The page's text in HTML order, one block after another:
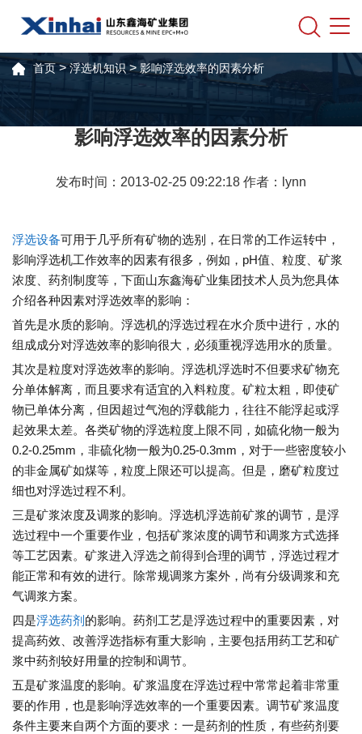
首页>浮选机知识>影响浮选效率的因素分析
影响浮选效率的因素分析
发布时间：2013-02-25 09:22:18 作者：lynn
浮选设备可用于几乎所有矿物的选别，在日常的工作运转中，
影响浮选机工作效率的因素有很多，例如，pH值、粒度、矿浆
浓度、药剂制度等，下面山东鑫海矿业集团技术人员为您具体
介绍各种因素对浮选效率的影响：
首先是水质的影响。浮选机的浮选过程在水介质中进行，水的
组成成分对浮选效率的影响很大，必须重视浮选用水的质量。
其次是粒度对浮选效率的影响。浮选机浮选时不但要求矿物充
分单体解离，而且要求有适宜的入料粒度。矿粒太粗，即使矿
物已单体分离，但因超过气泡的浮载能力，往往不能浮起或浮
起效果太差。各类矿物的浮选粒度上限不同，如硫化物一般为
0.2-0.25mm，非硫化物一般为0.25-0.3mm，对于一些密度较小
的非金属矿如煤等，粒度上限还可以提高。但是，磨矿粒度过
细也对浮选过程不利。
三是矿浆浓度及调浆的影响。浮选机浮选前矿浆的调节，是浮
选过程中一个重要作业，包括矿浆浓度的调节和调浆方式选择
等工艺因素。矿浆进入浮选之前得到合理的调节，浮选过程才
能正常和有效的进行。除常规调浆方案外，尚有分级调浆和充
气调浆方案。
四是浮选药剂 的影响。药剂工艺是浮选过程中的重要因素，对
提高药效、改善浮选指标有重大影响，主要包括用药工艺和矿
浆中药剂较好用量的控制和调节。
五是矿浆温度的影响。矿浆温度在浮选过程中常常起着非常重
要的作用，也是影响浮选效率的一个重要因素。调节矿浆温度
条件主要来自两个方面的要求：一是药剂的性质，有些药剂要